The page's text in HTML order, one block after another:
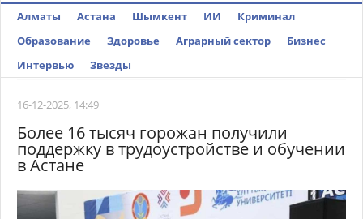
Алматы Астана Шымкент ИИ
Криминал
Образование
Здоровье Аграрный сектор
Бизнес
Интервью
Звезды
16-12-2025, 14:49
Более 16 тысяч горожан получили
поддержку в трудоустройстве и обучении
в Астане